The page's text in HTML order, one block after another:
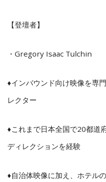
【登壇者】
・Gregory Isaac Tulchin
♦インバウンド向け映像を専
レクター
♦これまで日本全国で20都道
ディレクションを経験
♦自治体映像に加え、ホテル